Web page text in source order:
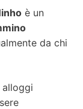
è un
da chi